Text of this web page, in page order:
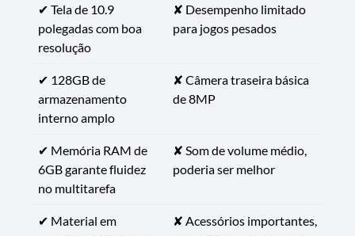
✔ Tela de 10.9
polegadas com boa
resolução
✘ Desempenho limitado
para jogos pesados
✔ 128GB de
armazenamento
interno amplo
✘ Câmera traseira básica
de 8MP
✔ Memória RAM de
6GB garante fluidez
no multitarefa
✘ Som de volume médio,
poderia ser melhor
✔ Material em
✘ Acessórios importantes,